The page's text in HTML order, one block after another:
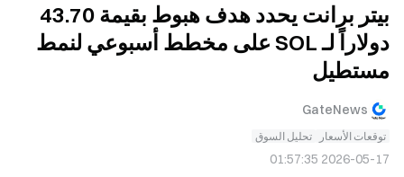
بيتر برانت يحدد هدف هبوط بقيمة 43.70
دولاراً لـ SOL على مخطط أسبوعي لنمط
مستطيل
GateNews
توقعات الأسعار تحليل السوق
2026-05-17 01:57:35